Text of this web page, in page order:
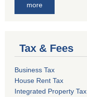
more
Tax & Fees
Business Tax
House Rent Tax
Integrated Property Tax